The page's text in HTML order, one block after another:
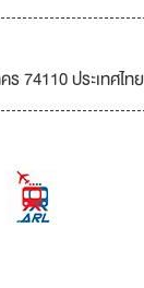
74110 ประเทศไทย